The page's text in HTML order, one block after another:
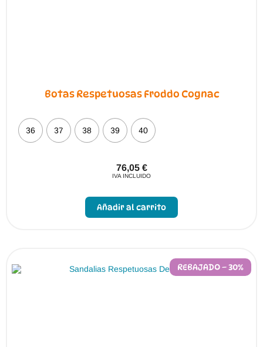
Botas Respetuosas Froddo Cognac
36 37 38 39 40
76,05 €
IVA INCLUIDO
Añadir al carrito
se
pueden
elegir
REBAJADO – 30%